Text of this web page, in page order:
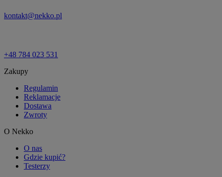
kontakt@nekko.pl
+48 784 023 531
Zakupy
Regulamin
Reklamacje
Dostawa
Zwroty
O Nekko
O nas
Gdzie kupić?
Testerzy